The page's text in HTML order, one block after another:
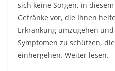
sich keine Sorgen, in
Getränke vor, die Ihnen
Erkrankung umzugehen
Symptomen zu schützen,
einhergehen. Weiter lesen.